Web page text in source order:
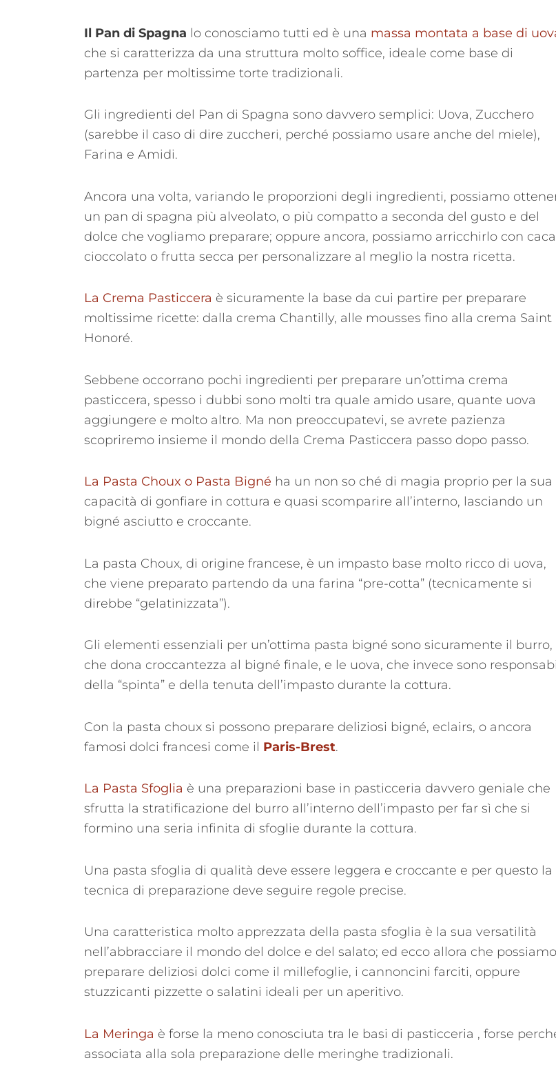
Il Pan di Spagna lo conosciamo tutti ed è una massa montata a base di
che si caratterizza da una struttura molto soffice, ideale come base di
partenza per moltissime torte tradizionali.
Gli ingredienti del Pan di Spagna sono davvero semplici: Uova, Zucchero
(sarebbe il caso di dire zuccheri, perché possiamo usare anche del miele),
Farina e Amidi.
Ancora una volta, variando le proporzioni degli ingredienti, possiamo
un pan di spagna più alveolato, o più compatto a seconda del gusto e del
dolce che vogliamo preparare; oppure ancora, possiamo arricchirlo con
cioccolato o frutta secca per personalizzare al meglio la nostra ricetta.
La Crema Pasticcera è sicuramente la base da cui partire per preparare
moltissime ricette: dalla crema Chantilly, alle mousses fino alla crema Saint
Honoré.
Sebbene occorrano pochi ingredienti per preparare un’ottima crema
pasticcera, spesso i dubbi sono molti tra quale amido usare, quante uova
aggiungere e molto altro. Ma non preoccupatevi, se avrete pazienza
scopriremo insieme il mondo della Crema Pasticcera passo dopo passo.
La Pasta Choux o Pasta Bigné ha un non so ché di magia proprio per la sua
capacità di gonfiare in cottura e quasi scomparire all’interno, lasciando un
bigné asciutto e croccante.
La pasta Choux, di origine francese, è un impasto base molto ricco di uova,
che viene preparato partendo da una farina “pre-cotta” (tecnicamente si
direbbe “gelatinizzata”).
Gli elementi essenziali per un’ottima pasta bigné sono sicuramente il burro,
che dona croccantezza al bigné finale, e le uova, che invece sono
della “spinta” e della tenuta dell’impasto durante la cottura.
Con la pasta choux si possono preparare deliziosi bigné, eclairs, o ancora
famosi dolci francesi come il Paris-Brest.
La Pasta Sfoglia è una preparazioni base in pasticceria davvero geniale che
sfrutta la stratificazione del burro all’interno dell’impasto per far sì che si
formino una seria infinita di sfoglie durante la cottura.
Una pasta sfoglia di qualità deve essere leggera e croccante e per questo la
tecnica di preparazione deve seguire regole precise.
Una caratteristica molto apprezzata della pasta sfoglia è la sua versatilità
nell’abbracciare il mondo del dolce e del salato; ed ecco allora che possiamo
preparare deliziosi dolci come il millefoglie, i cannoncini farciti, oppure
stuzzicanti pizzette o salatini ideali per un aperitivo.
La Meringa è forse la meno conosciuta tra le basi di pasticceria , forse
associata alla sola preparazione delle meringhe tradizionali.